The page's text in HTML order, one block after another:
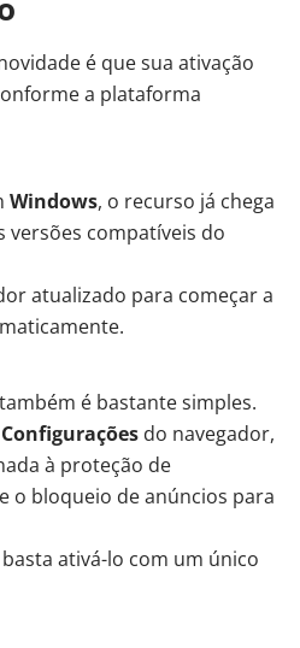
é que sua ativação
a plataforma
Windows, o recurso já chega
versões compatíveis do
atualizado para começar a
é bastante simples.
Configurações do navegador,
à proteção de
o bloqueio de anúncios para
ativá-lo com um único